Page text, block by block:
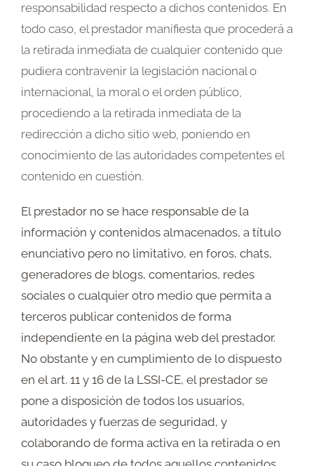
responsabilidad respecto a dichos contenidos. En
todo caso, el prestador manifiesta que procederá a
la retirada inmediata de cualquier contenido que
pudiera contravenir la legislación nacional o
internacional, la moral o el orden público,
procediendo a la retirada inmediata de la
redirección a dicho sitio web, poniendo en
conocimiento de las autoridades competentes el
contenido en cuestión.
El prestador no se hace responsable de la
información y contenidos almacenados, a título
enunciativo pero no limitativo, en foros, chats,
generadores de blogs, comentarios, redes
sociales o cualquier otro medio que permita a
terceros publicar contenidos de forma
independiente en la página web del prestador.
No obstante y en cumplimiento de lo dispuesto
en el art. 11 y 16 de la LSSI-CE, el prestador se
pone a disposición de todos los usuarios,
autoridades y fuerzas de seguridad, y
colaborando de forma activa en la retirada o en